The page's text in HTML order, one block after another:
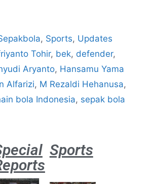
, Sports, Updates
Tohir, bek, defender,
Aryanto, Hansamu Yama
Alfarizi, M Rezaldi Hehanusa,
bola Indonesia, sepak bola
Sports